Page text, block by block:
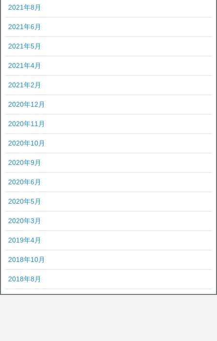
2021年8月
2021年6月
2021年5月
2021年4月
2021年2月
2020年12月
2020年11月
2020年10月
2020年9月
2020年6月
2020年5月
2020年3月
2019年4月
2018年10月
2018年8月